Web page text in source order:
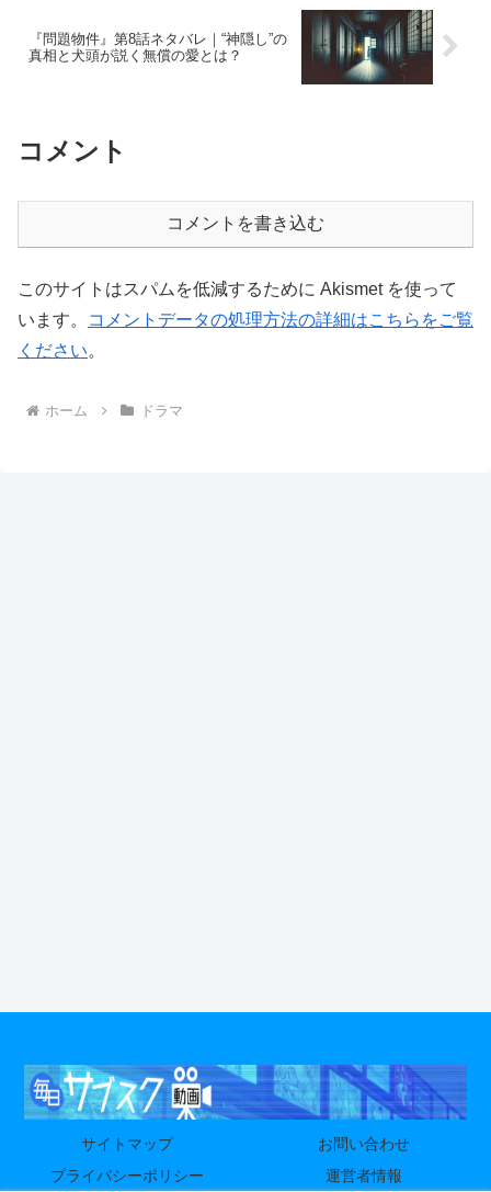
『問題物件』第8話ネタバレ｜“神隠し”の
真相と犬頭が説く無償の愛とは？
コメント
コメントを書き込む
このサイトはスパムを低減するために Akismet を使って
います。
コメントデータの処理方法の詳細はこちらをご覧
ください。
ホーム ドラマ
サイトマップ
お問い合わせ
プライバシーポリシー
運営者情報